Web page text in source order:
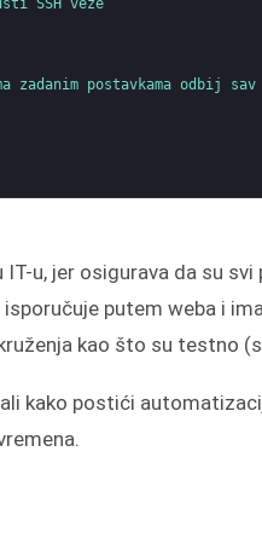
SSH veze
zadanim postavkama odbij
u, jer osigurava da su
putem weba i
kao što su testno
kako postići